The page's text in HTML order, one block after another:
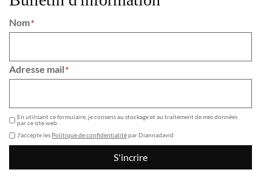
Nom*
Adresse mail*
En utilisant ce formulaire, je consens au stockage et au traitement de mes données
par ce site web.
J'accepte les Politique de confidentialitépar Diannadavid
S'incrire